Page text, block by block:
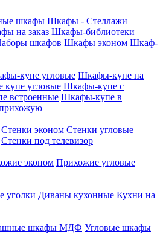
шкафы Шкафы - Стеллажи
на заказ Шкафы-библиотеки
шкафов Шкафы эконом Шкаф-
купе угловые Шкафы-купе на
угловые Шкафы-купе с
встроенные Шкафы-купе в
Стенки эконом Стенки угловые
Стенки под телевизор
эконом Прихожие угловые
уголки Диваны кухонные Кухни на
шкафы МДФ Угловые шкафы